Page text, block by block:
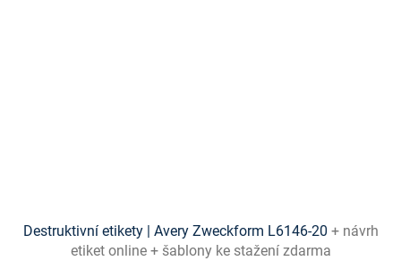
Destruktivní etikety | Avery Zweckform L6146-20 + návrh
etiket online + šablony ke stažení zdarma